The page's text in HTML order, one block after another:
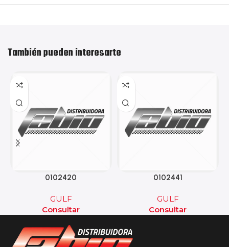
También pueden interesarte
0102420
GULF
Consultar
0102441
GULF
Consultar